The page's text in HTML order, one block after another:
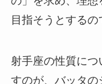
目指そうとするの
射手座の性質につ
すのが、バッタの